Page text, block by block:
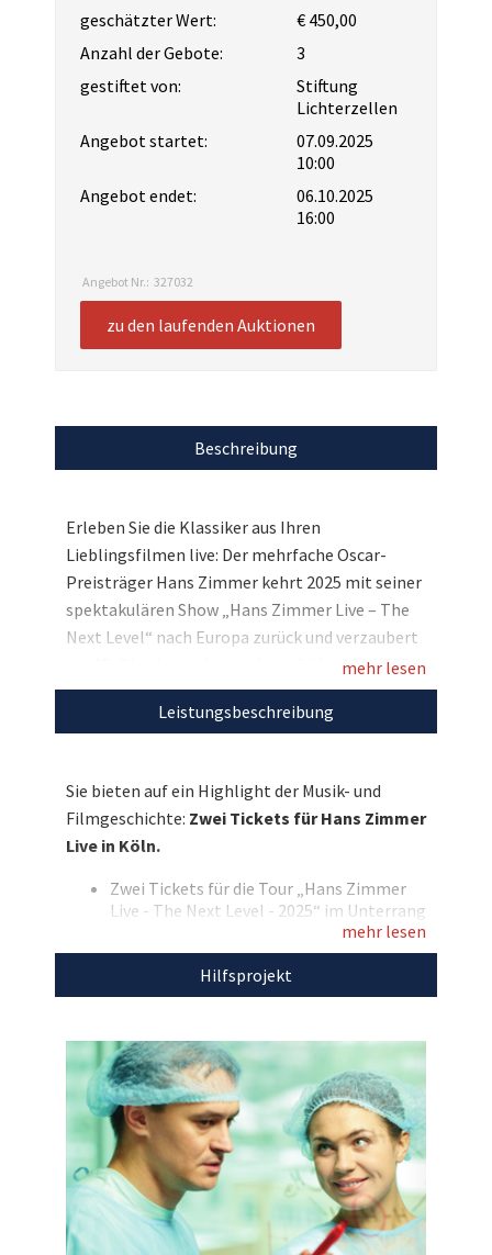
geschätzter Wert:
€ 450,00
Anzahl der Gebote:
3
gestiftet von:
Stiftung
Lichterzellen
Angebot startet:
07.09.2025
10:00
Angebot endet:
06.10.2025
16:00
Angebot Nr.: 327032
zu den laufenden Auktionen
Beschreibung
Erleben Sie die Klassiker aus Ihren
Lieblingsfilmen live: Der mehrfache Oscar-
Preisträger Hans Zimmer kehrt 2025 mit seiner
spektakulären Show „Hans Zimmer Live – The
Next Level“ nach Europa zurück und verzaubert
am 15. Oktobernicht nur die gefüllte LANXESS
arena, sondern auch Sie! Ersteigern Sie zwei
Tickets im Unterrang für diesen besonderen
bahnbrechendem Sound und einer
beeindruckenden Lichtinszenierung. Mit Ihrem
Gebot unterstützen Sie die Stiftung
Lichterzellen.
weitereeinzigartige Auktionenfür den guten
mehr lesen
Leistungsbeschreibung
Sie bieten auf ein Highlight der Musik- und
Filmgeschichte: Zwei Tickets für Hans Zimmer
Live in Köln.
Zwei Tickets für die Tour „Hans Zimmer
Live - The Next Level - 2025“ im Unterrang
Ort: LANXESS arena, Köln
Eigene Anreise, keine Übernachtung
Stiftung Lichterzellen.
mehr lesen
Hilfsprojekt